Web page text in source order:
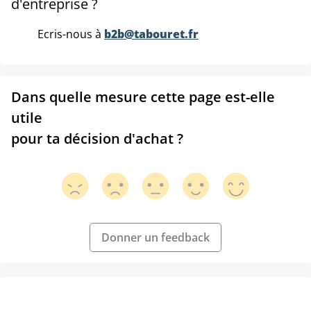
d'entreprise ?
Ecris-nous à b2b@tabouret.fr
Dans quelle mesure cette page est-elle
utile
pour ta décision d'achat ?
Donner un feedback